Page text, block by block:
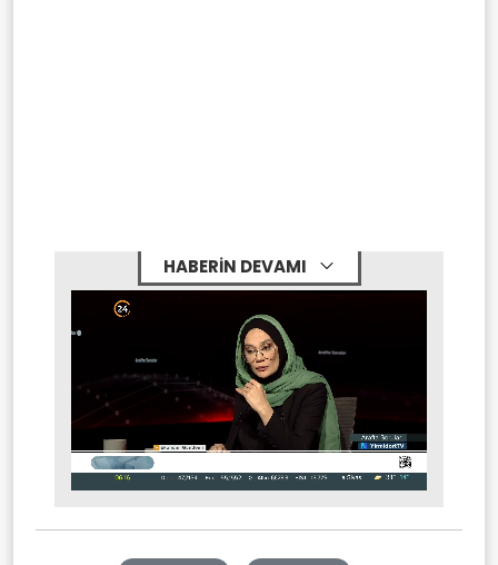
HABERİN DEVAMI
Mute Stream